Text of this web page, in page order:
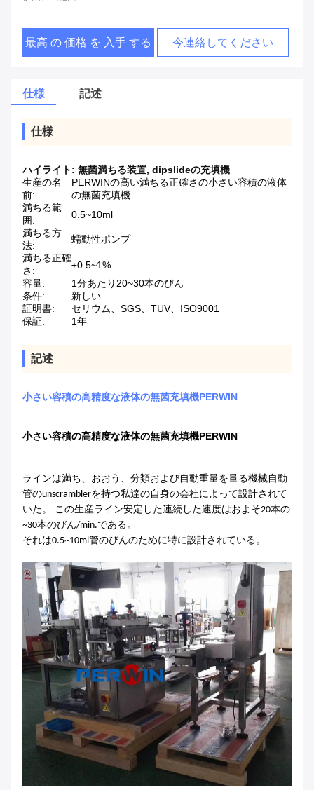
最高 の 価格 を 入手 する 今連絡してください
仕様 記述
仕様
ハイライト: 無菌満ちる装置, dipslideの充填機
生産の名
前:
PERWINの高い満ちる正確さの小さい容積の液体
の無菌充填機
満ちる範
囲:
0.5~10ml
満ちる方
法:
蠕動性ポンプ
満ちる正確
さ:
±0.5~1%
容量:
1分あたり20~30本のびん
条件:
新しい
証明書:
セリウム、SGS、TUV、ISO9001
保証:
1年
記述
小さい容積の高精度な液体の無菌充填機PERWIN
小さい容積の高精度な液体の無菌充填機PERWIN
ラインは満ち、おおう、分類および自動重量を量る機械自動
管のunscramblerを持つ私達の自身の会社によって設計されて
いた。 この生産ライン安定した連続した速度はおよそ20本の
~30本のびん/min.である。
それは0.5~10ml管のびんのために特に設計されている。